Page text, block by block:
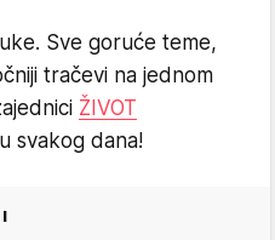
Sve goruće teme,
tračevi na jednom
ŽIVOT
svakog dana!